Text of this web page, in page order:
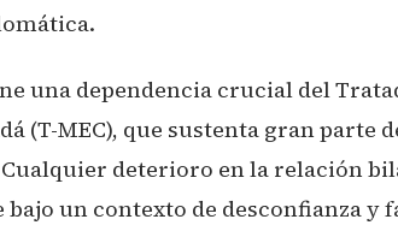
una dependencia crucial del
(T-MEC), que sustenta gran parte
deterioro en la relación
bajo un contexto de desconfianza y